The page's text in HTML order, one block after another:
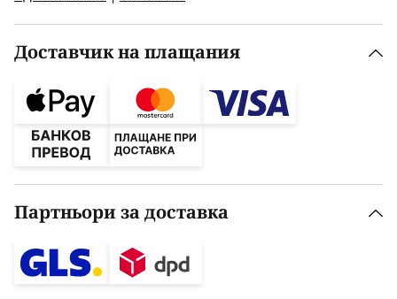
Доставчик на плащания
Партньори за доставка